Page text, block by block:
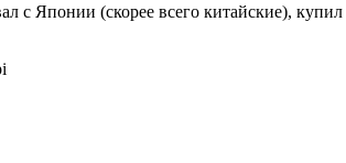
с Японии (скорее всего китайские), купил